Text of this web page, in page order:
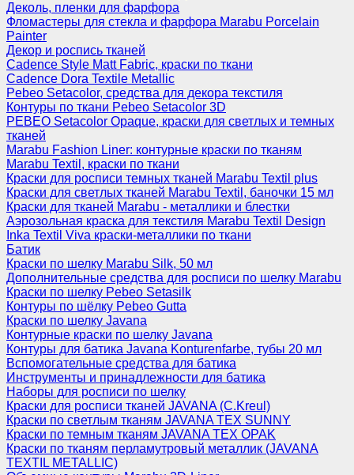
Деколь, пленки для фарфора
Фломастеры для стекла и фарфора Marabu Porcelain
Painter
Декор и роспись тканей
Cadence Style Matt Fabric, краски по ткани
Cadence Dora Textile Metallic
Pebeo Setacolor, средства для декора текстиля
Контуры по ткани Pebeo Setacolor 3D
PEBEO Setacolor Opaque, краски для светлых и темных
тканей
Marabu Fashion Liner: контурные краски по тканям
Marabu Textil, краски по ткани
Краски для росписи темных тканей Marabu Textil plus
Краски для светлых тканей Marabu Textil, баночки 15 мл
Краски для тканей Marabu - металлики и блестки
Аэрозольная краска для текстиля Marabu Textil Design
Inka Textil Viva краски-металлики по ткани
Батик
Краски по шелку Marabu Silk, 50 мл
Дополнительные средства для росписи по шелку Marabu
Краски по шелку Pebeo Setasilk
Контуры по шёлку Pebeo Gutta
Краски по шелку Javana
Контурные краски по шелку Javana
Контуры для батика Javana Konturenfarbe, тубы 20 мл
Вспомогательные средства для батика
Инструменты и принадлежности для батика
Наборы для росписи по шелку
Краски для росписи тканей JAVANA (C.Kreul)
Краски по светлым тканям JAVANA TEX SUNNY
Краски по темным тканям JAVANA TEX OPAK
Краски по тканям перламутровый металлик (JAVANA
TEXTIL METALLIC)